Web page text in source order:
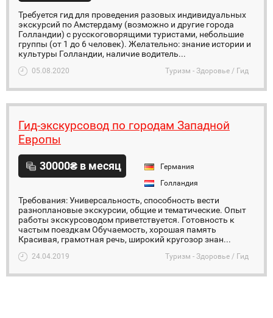
Требуется гид для проведения разовых индивидуальных
экскурсий по Амстердаму (возможно и другие города
Голландии) с русскоговорящими туристами, небольшие
группы (от 1 до 6 человек). Желательно: знание истории и
культуры Голландии, наличие водитель...
05.08.2020 Туризм - Здоровье / Гид
Гид-экскурсовод по городам Западной
Европы
30000₴ в месяц
Германия
Голландия
Требования: Универсальность, способность вести
разноплановые экскурсии, общие и тематические. Опыт
работы экскурсоводом приветствуется. Готовность к
частым поездкам Обучаемость, хорошая память
Красивая, грамотная речь, широкий кругозор знан...
24.04.2019 Туризм - Здоровье / Гид